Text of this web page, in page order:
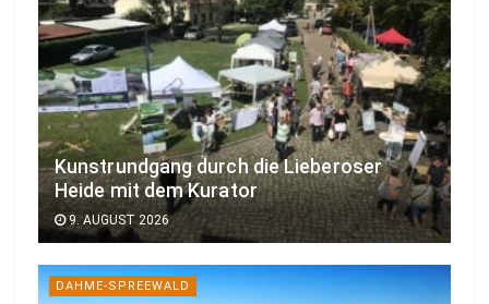
Kunstrundgang durch die Lieberoser
Heide mit dem Kurator
9. AUGUST 2026
DAHME-SPREEWALD